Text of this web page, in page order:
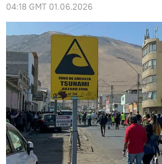
04:18 GMT 01.06.2026